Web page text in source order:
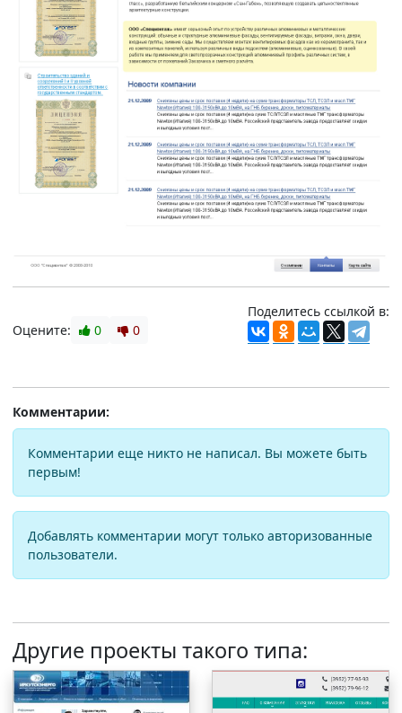
Оцените: 0 0
Поделитесь ссылкой в:
Комментарии:
Комментарии еще никто не написал. Вы можете быть
первым!
Добавлять комментарии могут только авторизованные
пользователи.
Другие проекты такого типа: